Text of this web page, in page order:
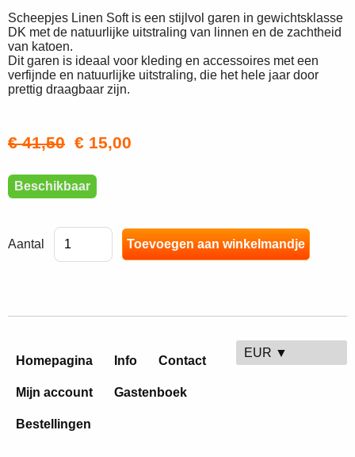
Scheepjes Linen Soft is een stijlvol garen in gewichtsklasse
DK met de natuurlijke uitstraling van linnen en de zachtheid
van katoen.
Dit garen is ideaal voor kleding en accessoires met een
verfijnde en natuurlijke uitstraling, die het hele jaar door
prettig draagbaar zijn.
€ 41,50 € 15,00
Beschikbaar
Aantal
Homepagina Info Contact
Mijn account Gastenboek
Bestellingen
EUR ▼